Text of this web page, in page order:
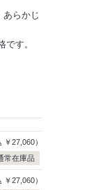
あらかじ
す。
￥27,060）
常在庫品
￥27,060）